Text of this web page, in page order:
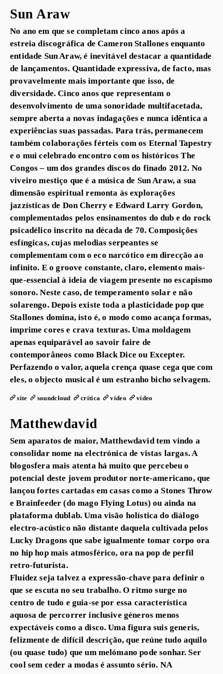
Sun Araw
No ano em que se completam cinco anos após a
estreia discográfica de Cameron Stallones enquanto
entidade Sun Araw, é inevitável destacar a quantidade
de lançamentos. Quantidade expressiva, de facto, mas
provavelmente mais importante que isso, de
diversidade. Cinco anos que representam o
desenvolvimento de uma sonoridade multifacetada,
sempre aberta a novas indagações e nunca idêntica a
experiências suas passadas. Para trás, permanecem
também colaborações férteis com os Eternal Tapestry
e o mui celebrado encontro com os históricos The
Congos – um dos grandes discos do finado 2012. No
viveiro mestiço que é a música de Sun Araw, a sua
dimensão espiritual remonta às explorações
jazzísticas de Don Cherry e Edward Larry Gordon,
complementados pelos ensinamentos do dub e do rock
psicadélico inscrito na década de 70. Composições
esfíngicas, cujas melodias serpeantes se
complementam com o eco narcótico em direcção ao
infinito. E o groove constante, claro, elemento mais-
que-essencial à ideia de viagem presente no escapismo
sonoro. Neste caso, de temperamento solar e não
solarengo. Depois existe toda a plasticidade pop que
Stallones domina, isto é, o modo como acança formas,
imprime cores e crava texturas. Uma moldagem
apenas equiparável ao savoir faire de
contemporâneos como Black Dice ou Excepter.
Perfazendo o valor, aquela crença quase cega que com
eles, o objecto musical é um estranho bicho selvagem.
site soundcloud crítica vídeo vídeo
Matthewdavid
Sem aparatos de maior, Matthewdavid tem vindo a
consolidar nome na electrónica de vistas largas. A
blogosfera mais atenta há muito que percebeu o
potencial deste jovem produtor norte-americano, que
lançou fortes cartadas em casas como a Stones Throw
e Brainfeeder (do mago Flying Lotus) ou ainda na
plataforma dublab. Uma visão holística do diálogo
electro-acústico não distante daquela cultivada pelos
Lucky Dragons que sabe igualmente tomar corpo ora
no hip hop mais atmosférico, ora na pop de perfil
retro-futurista.
Fluidez seja talvez a expressão-chave para definir o
que se escuta no seu trabalho. O ritmo surge no
centro de tudo e guia-se por essa característica
aquosa de percorrer inclusive géneros menos
expectáveis como a disco. Uma figura suis generis,
felizmente de difícil descrição, que reúne tudo aquilo
(ou quase tudo) que um melómano pode sonhar. Ser
cool sem ceder a modas é assunto sério. NA